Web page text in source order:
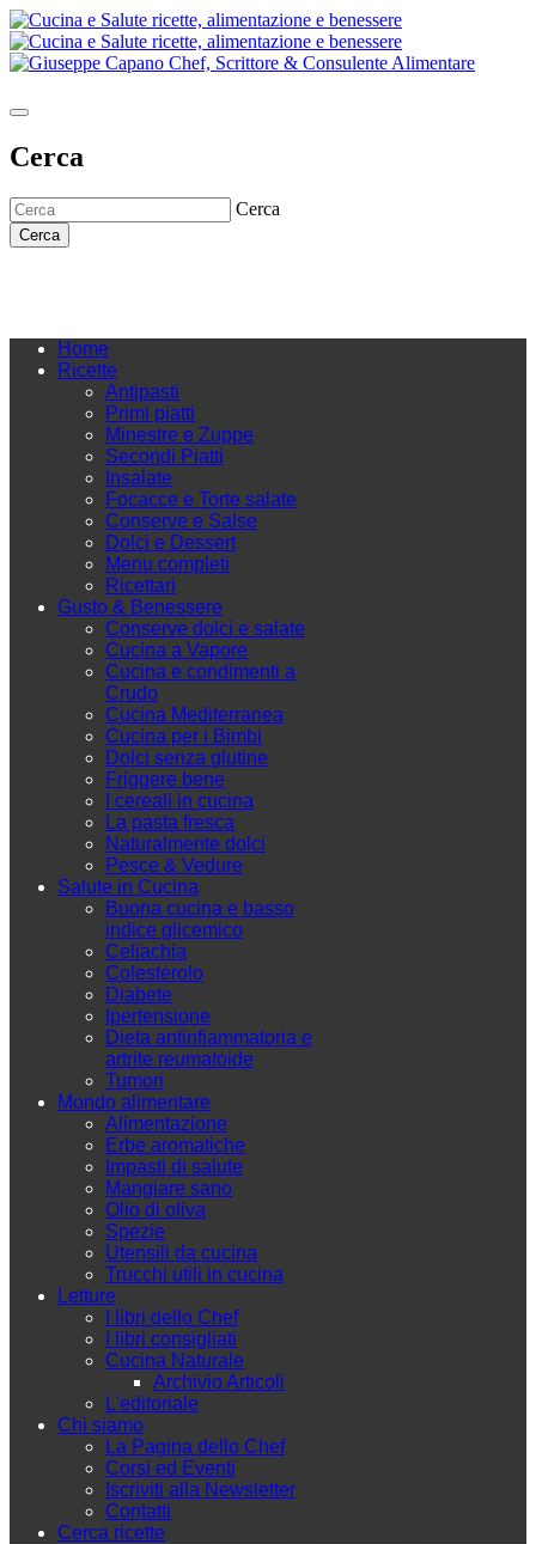
Cerca
Cerca
Cerca
Home
Ricette
Antipasti
Primi piatti
Minestre e Zuppe
Secondi Piatti
Insalate
Focacce e Torte salate
Conserve e Salse
Dolci e Dessert
Menu completi
Ricettari
Gusto & Benessere
Conserve dolci e salate
Cucina a Vapore
Cucina e condimenti a
Crudo
Cucina Mediterranea
Cucina per i Bimbi
Dolci senza glutine
Friggere bene
I cereali in cucina
La pasta fresca
Naturalmente dolci
Pesce & Vedure
Salute in Cucina
Buona cucina e basso
indice glicemico
Celiachia
Colesterolo
Diabete
Ipertensione
Dieta antinfiammatoria e
artrite reumatoide
Tumori
Mondo alimentare
Alimentazione
Erbe aromatiche
Impasti di salute
Mangiare sano
Olio di oliva
Spezie
Utensili da cucina
Trucchi utili in cucina
Letture
I libri dello Chef
I libri consigliati
Cucina Naturale
Archivio Articoli
L'editoriale
Chi siamo
La Pagina dello Chef
Corsi ed Eventi
Iscriviti alla Newsletter
Contatti
Cerca ricette